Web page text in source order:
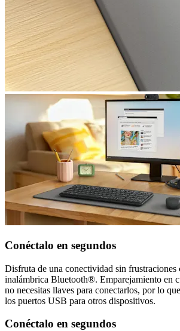
Conéctalo en segundos
Disfruta de una conectividad sin frustraciones
inalámbrica Bluetooth®. Emparejamiento en
no necesitas llaves para conectarlos, por lo
los puertos USB para otros dispositivos.
Conéctalo en segundos